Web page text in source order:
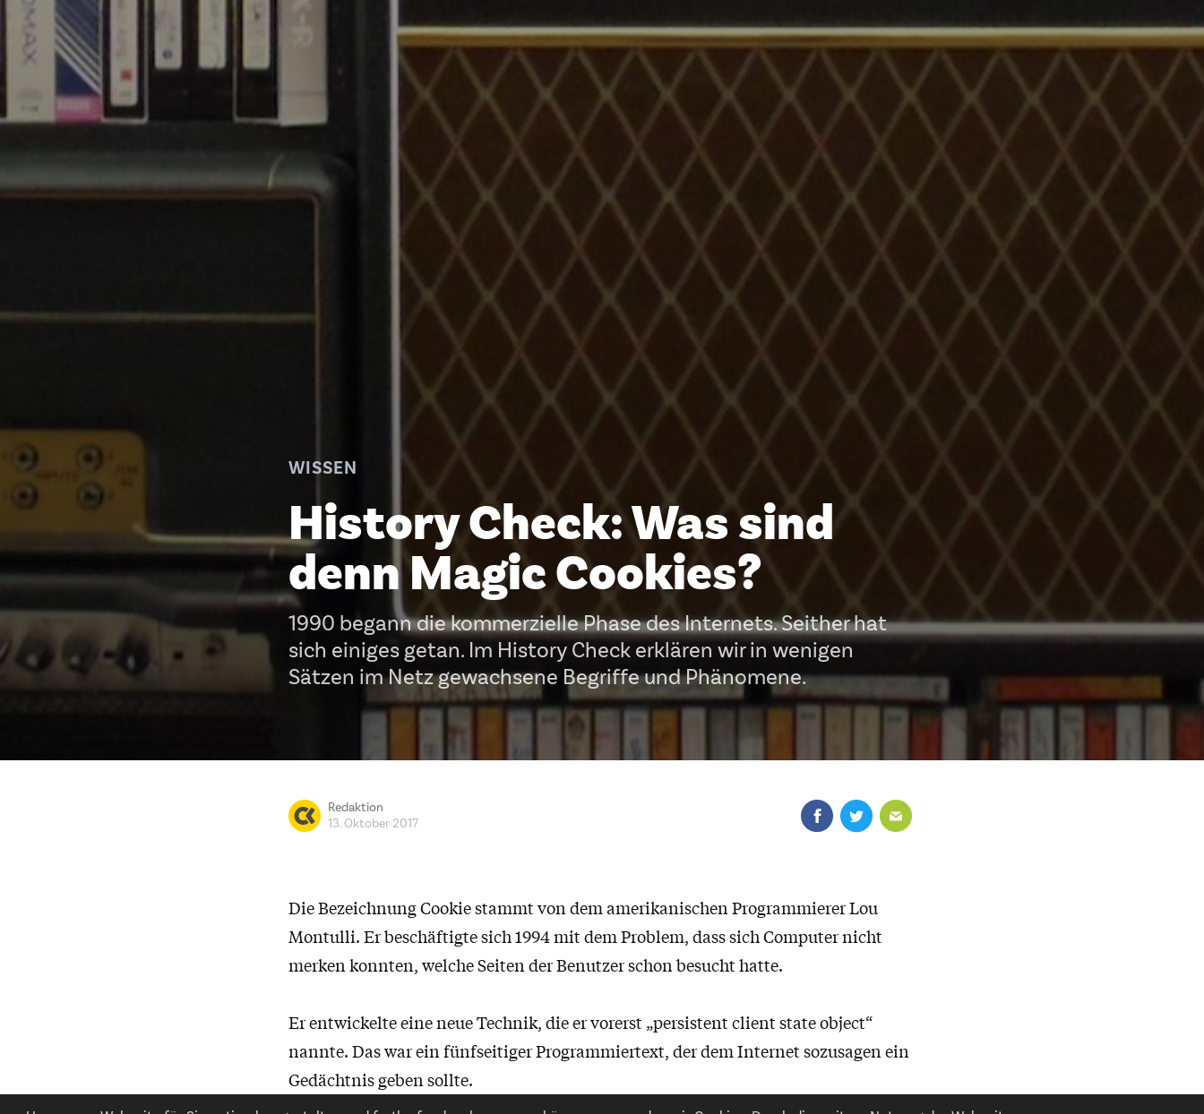
WISSEN
History Check: Was sind
denn Magic Cookies?
1990 begann die kommerzielle Phase des Internets. Seither hat
sich einiges getan. Im History Check erklären wir in wenigen
Sätzen im Netz gewachsene Begriffe und Phänomene.
Redaktion
13. Oktober 2017
Die Bezeichnung Cookie stammt von dem amerikanischen Programmierer Lou
Montulli. Er beschäftigte sich 1994 mit dem Problem, dass sich Computer nicht
merken konnten, welche Seiten der Benutzer schon besucht hatte.
Er entwickelte eine neue Technik, die er vorerst „persistent client state object“
nannte. Das war ein fünfseitiger Programmiertext, der dem Internet sozusagen ein
Gedächtnis geben sollte.